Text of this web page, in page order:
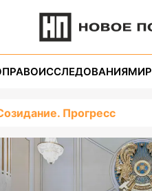
ПРАВОИССЛЕДОВАНИЯМИР
Прогресс